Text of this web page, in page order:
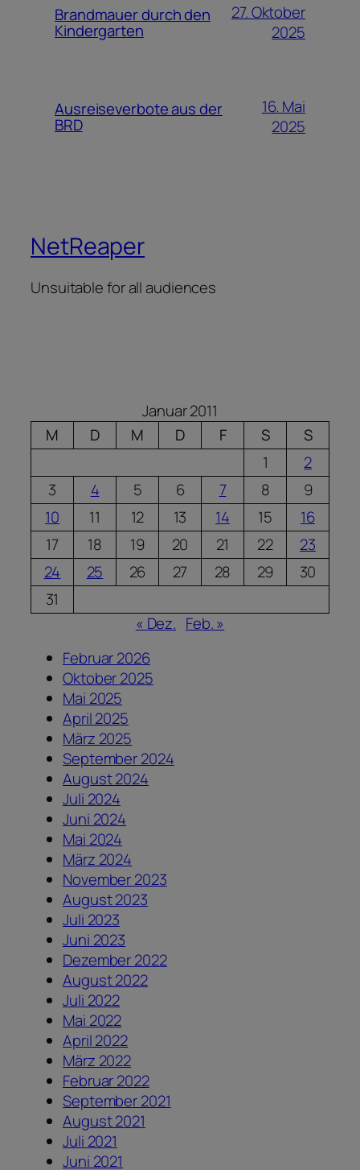
Brandmauer durch den
Kindergarten
27. Oktober
2025
Ausreiseverbote aus der
BRD
16. Mai
2025
NetReaper
Unsuitable for all audiences
Januar 2011
M
D M D F S
S
1
2
3
4 5 6 7 8
9
10
11 12 13 14 15
16
17
18 19 20 21 22
23
24
25 26 27 28 29
30
31
« Dez. Feb. »
Februar 2026
Oktober 2025
Mai 2025
April 2025
März 2025
September 2024
August 2024
Juli 2024
Juni 2024
Mai 2024
März 2024
November 2023
August 2023
Juli 2023
Juni 2023
Dezember 2022
August 2022
Juli 2022
Mai 2022
April 2022
März 2022
Februar 2022
September 2021
August 2021
Juli 2021
Juni 2021